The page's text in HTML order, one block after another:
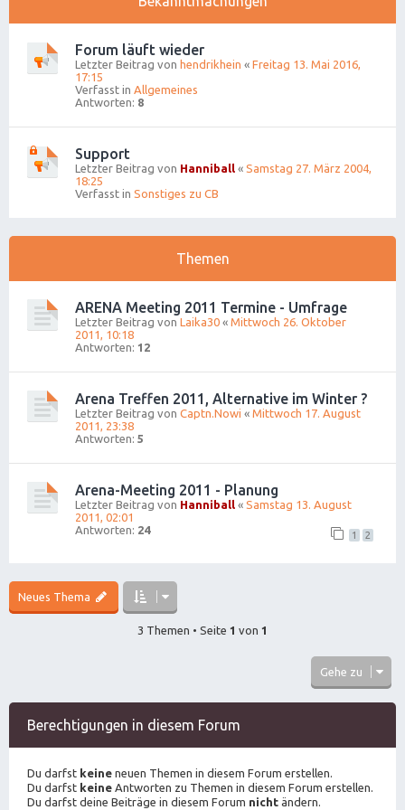
Forum läuft wieder
Letzter Beitrag von hendrikhein « Freitag 13. Mai 2016,
17:15
Verfasst in Allgemeines
Antworten: 8
Support
Letzter Beitrag von Hanniball « Samstag 27. März 2004,
18:25
Verfasst in Sonstiges zu CB
Themen
ARENA Meeting 2011 Termine - Umfrage
Letzter Beitrag von Laika30 « Mittwoch 26. Oktober
2011, 10:18
Antworten: 12
Arena Treffen 2011, Alternative im Winter ?
Letzter Beitrag von Captn.Nowi « Mittwoch 17. August
2011, 23:38
Antworten: 5
Arena-Meeting 2011 - Planung
Letzter Beitrag von Hanniball « Samstag 13. August
2011, 02:01
Antworten: 24 1 2
Neues Thema
3 Themen • Seite 1 von 1
Gehe zu
Berechtigungen in diesem Forum
Du darfst keine neuen Themen in diesem Forum erstellen.
Du darfst keine Antworten zu Themen in diesem Forum erstellen.
Du darfst deine Beiträge in diesem Forum nicht ändern.